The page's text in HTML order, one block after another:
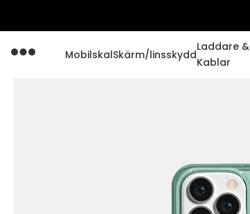
MobilskalSkärm/linsskydd
Laddare &
Kablar